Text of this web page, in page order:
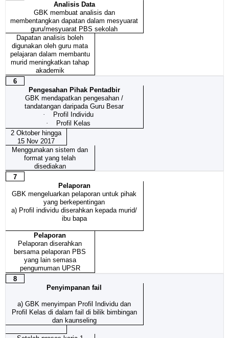
Analisis Data
GBK membuat analisis dan
membentangkan dapatan dalam mesyuarat
guru/mesyuarat PBS sekolah
Dapatan analisis boleh
digunakan oleh guru mata
pelajaran dalam membantu
murid meningkatkan tahap
akademik
6
Pengesahan Pihak Pentadbir
GBK mendapatkan pengesahan /
tandatangan daripada Guru Besar
·
Profil Individu
·
Profil Kelas
2 Oktober hingga
15 Nov 2017
Menggunakan sistem dan
format yang telah
disediakan
7
Pelaporan
GBK mengeluarkan pelaporan untuk pihak
yang berkepentingan
a) Profil individu diserahkan kepada murid/
ibu bapa
Pelaporan
Pelaporan diserahkan
bersama pelaporan PBS
yang lain semasa
pengumuman UPSR
8
Penyimpanan fail
a) GBK menyimpan Profil Individu dan
Profil Kelas di dalam fail di bilik bimbingan
dan kaunseling